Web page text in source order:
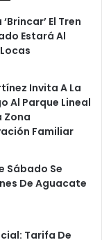
El Tren
Estará Al
Invita A La
Al Parque Lineal
Zona
Familiar
Sábado Se
De Aguacate
Tarifa De